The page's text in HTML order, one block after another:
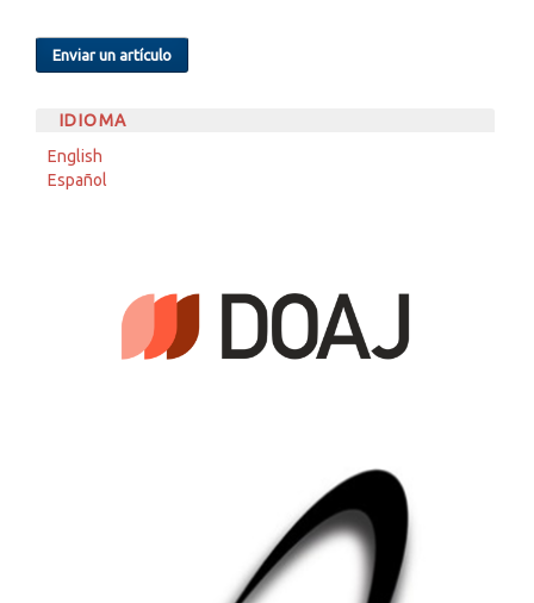
Enviar un artículo
IDIOMA
English
Español